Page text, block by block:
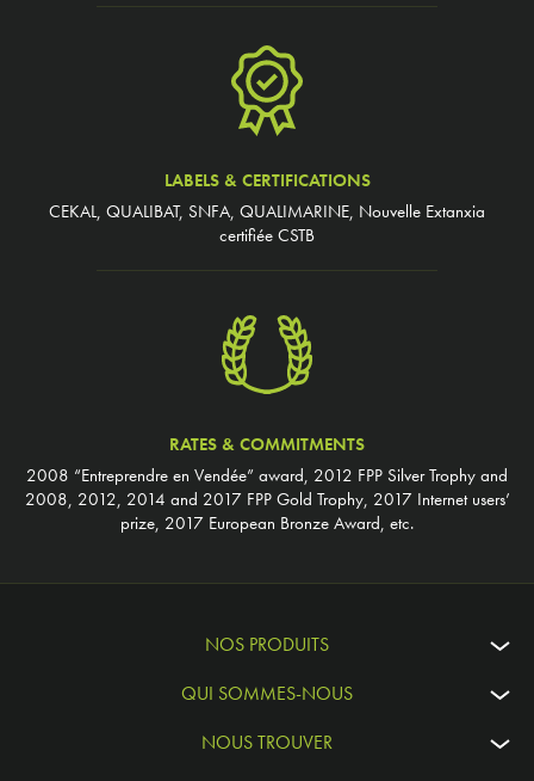
LABELS & CERTIFICATIONS
CEKAL, QUALIBAT, SNFA, QUALIMARINE, Nouvelle Extanxia
certifiée CSTB
RATES & COMMITMENTS
2008 “Entreprendre en Vendée” award, 2012 FPP Silver Trophy and
2008, 2012, 2014 and 2017 FPP Gold Trophy, 2017 Internet users’
prize, 2017 European Bronze Award, etc.
NOS PRODUITS
QUI SOMMES-NOUS
NOUS TROUVER